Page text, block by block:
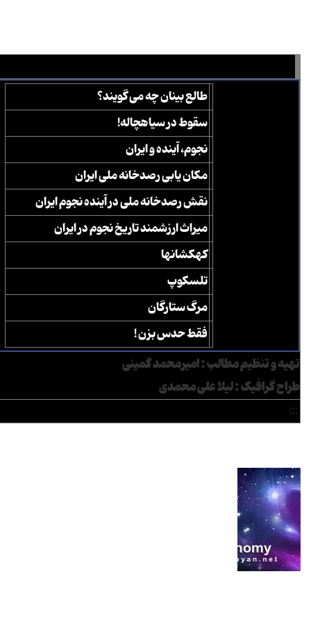
طالع بینان چه می گویند؟
سقوط در سیاهچاله!
نجوم، آینده و ایران
مکان یابی رصدخانه ملی ایران
نقش رصدخانه ملی در آینده نجوم ایران
میراث ارزشمند تاریخ نجوم در ایران
کهکشانها
تلسکوپ
مرگ ستارگان
فقط حدس بزن !
تهیه و تنظیم مطالب : امیرمحمد گمینی
طراح گرافیک : لیلا علی محمدی
:::